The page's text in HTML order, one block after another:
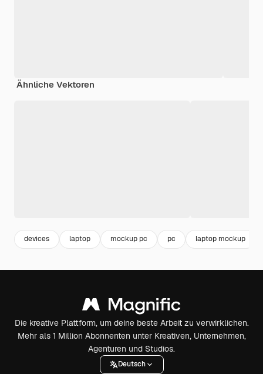
Ähnliche Vektoren
devices laptop mockup pc pc laptop mockup
Die kreative Plattform, um deine beste Arbeit zu verwirklichen.
Mehr als 1 Million Abonnenten unter Kreativen, Unternehmen,
Agenturen und Studios.
Deutsch